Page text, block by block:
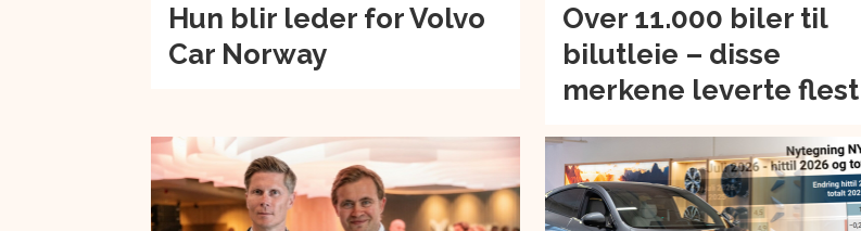
Hun blir leder for Volvo
Car Norway
Over 11.000 biler til
bilutleie – disse
merkene leverte flest